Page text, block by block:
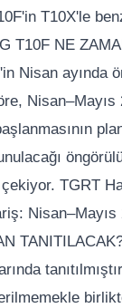
T10X'le
T10F NE
Nisan ayında
çekiyor. TGRT